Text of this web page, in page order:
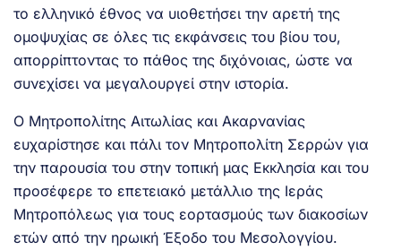
το ελληνικό έθνος να υιοθετήσει την αρετή της
ομοψυχίας σε όλες τις εκφάνσεις του βίου του,
απορρίπτοντας το πάθος της διχόνοιας, ώστε να
συνεχίσει να μεγαλουργεί στην ιστορία.
Ο Μητροπολίτης Αιτωλίας και Ακαρνανίας
ευχαρίστησε και πάλι τον Μητροπολίτη Σερρών για
την παρουσία του στην τοπική μας Εκκλησία και του
προσέφερε το επετειακό μετάλλιο της Ιεράς
Μητροπόλεως για τους εορτασμούς των διακοσίων
ετών από την ηρωική Έξοδο του Μεσολογγίου.